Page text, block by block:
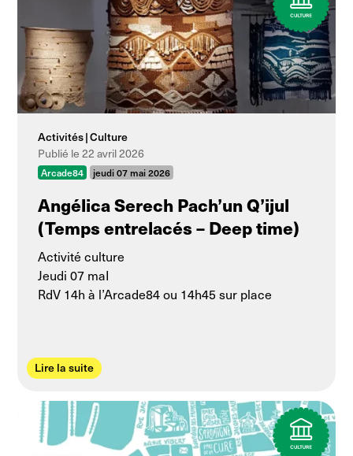
Activités Culture
Publié le 22 avril 2026
Arcade84 jeudi 07 mai 2026
Angélica Serech Pach’un Q’ijul
(Temps entrelacés – Deep time)
Activité culture
Jeudi 07 maI
RdV 14h à l’Arcade84 ou 14h45 sur place
Lire la suite